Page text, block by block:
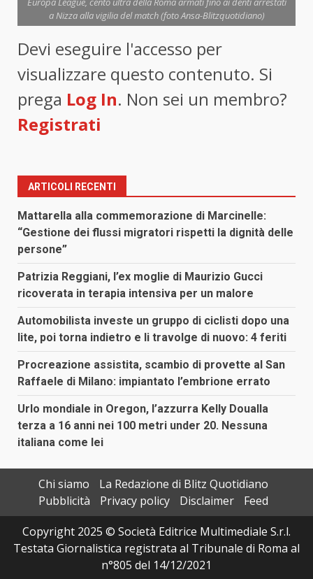
a Nizza alla vigilia del match (foto Ansa-Blitzquotidiano)
Devi eseguire l'accesso per
visualizzare questo contenuto. Si
prega Log In. Non sei un membro?
Registrati
ARTICOLI RECENTI
Mattarella alla commemorazione di Marcinelle:
“Gestione dei flussi migratori rispetti la dignità delle
persone”
Patrizia Reggiani, l’ex moglie di Maurizio Gucci
ricoverata in terapia intensiva per un malore
Automobilista investe un gruppo di ciclisti dopo una
lite, poi torna indietro e li travolge di nuovo: 4 feriti
Procreazione assistita, scambio di provette al San
Raffaele di Milano: impiantato l’embrione errato
Urlo mondiale in Oregon, l’azzurra Kelly Doualla
terza a 16 anni nei 100 metri under 20. Nessuna
italiana come lei
Chi siamo
La Redazione di Blitz Quotidiano
Pubblicità
Privacy policy Disclaimer
Feed
Copyright 2025 © Società Editrice Multimediale S.r.l.
Testata Giornalistica registrata al Tribunale di Roma al
n°805 del 14/12/2021